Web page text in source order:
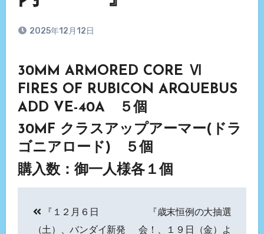
2025年12月12日
30MM ARMORED CORE Ⅵ
FIRES OF RUBICON ARQUEBUS
ADD VE-40A ５個
30MF クラスアップアーマー(ドラ
ゴニアロード) ５個
購入数：御一人様各１個
『１２月６日
（土）、バンダイ新発
『歳末恒例の大抽選
会！、１９日（金）よ